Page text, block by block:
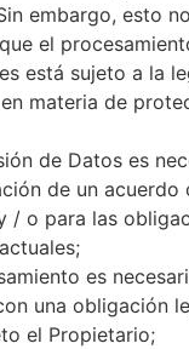
Nombre
de
archivo
OS
V10C_00.kdz
V10B_00.kdz
1 to 2 of 2
embargo, esto
el
está sujeto a la
materia de
de Datos es
de un acuerdo
/ o para las
es
una obligación
el Propietario;